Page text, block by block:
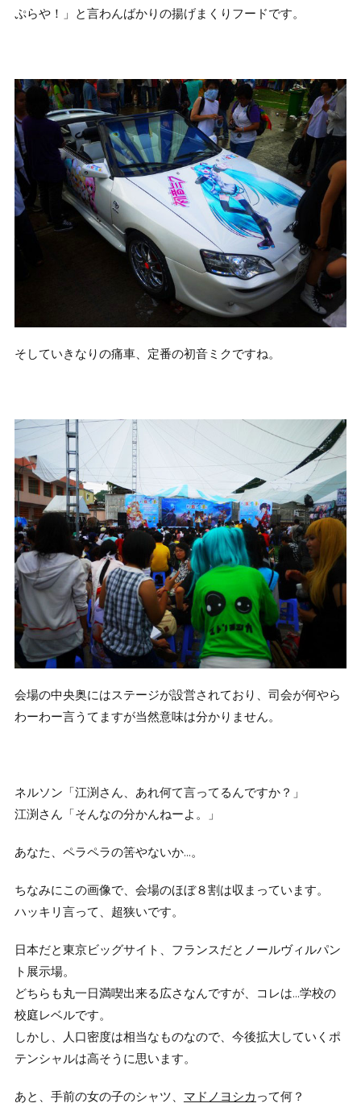
ぷらや！」と言わんばかりの揚げまくりフードです。
そしていきなりの痛車、定番の初音ミクですね。
会場の中央奥にはステージが設営されており、司会が何やら
わーわー言うてますが当然意味は分かりません。
ネルソン「江渕さん、あれ何て言ってるんですか？」
江渕さん「そんなの分かんねーよ。」
あなた、ペラペラの筈やないか…。
ちなみにこの画像で、会場のほぼ８割は収まっています。
ハッキリ言って、超狭いです。
日本だと東京ビッグサイト、フランスだとノールヴィルパン
ト展示場。
どちらも丸一日満喫出来る広さなんですが、コレは…学校の
校庭レベルです。
しかし、人口密度は相当なものなので、今後拡大していくポ
テンシャルは高そうに思います。
あと、手前の女の子のシャツ、 マドノヨシカ って何？